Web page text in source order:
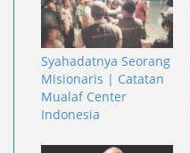
Syahadatnya Seorang
Misionaris | Catatan
Mualaf Center
Indonesia